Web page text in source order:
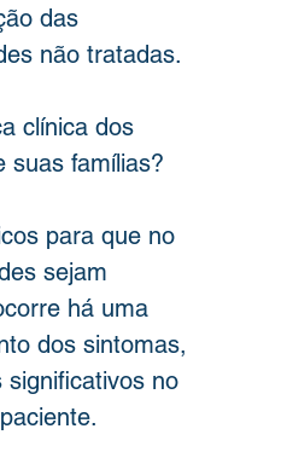
das
não tratadas.
clínica dos
suas famílias?
para que no
sejam
há uma
dos sintomas,
no